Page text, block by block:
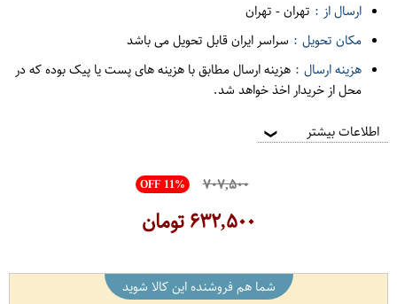
ارسال از : تهران- تهران
مکان تحویل : سراسر ایران قابل تحویل می باشد
هزینه ارسال : هزینه ارسال مطابق با هزینه های پست یا پیک بوده که در
محل از خریدار اخذ خواهد شد.
اطلاعات بیشتر ❯
OFF 11% ۷۰۷,۵۰۰
۶۳۲,۵۰۰تومان
شما هم فروشنده این کالا شوید